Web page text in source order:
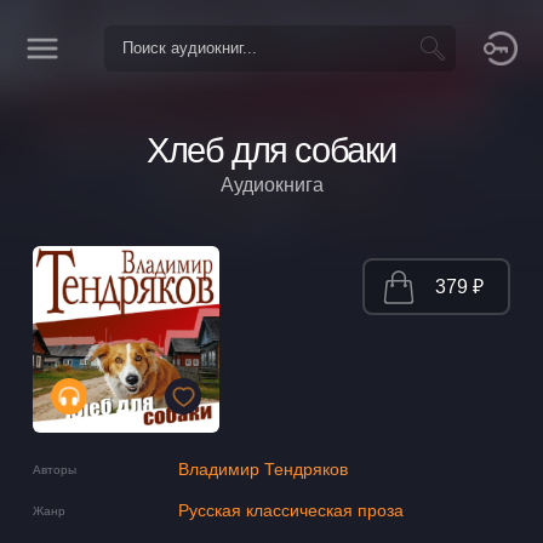
Хлеб для собаки
Аудиокнига
Авторы Владимир Тендряков
Жанр Русская классическая проза
379 ₽